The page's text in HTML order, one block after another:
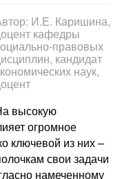
И.Е. Каришина,
кафедры
правовых
кандидат
наук,
высокую
огромное
ключевой из них –
свои задачи
намеченному